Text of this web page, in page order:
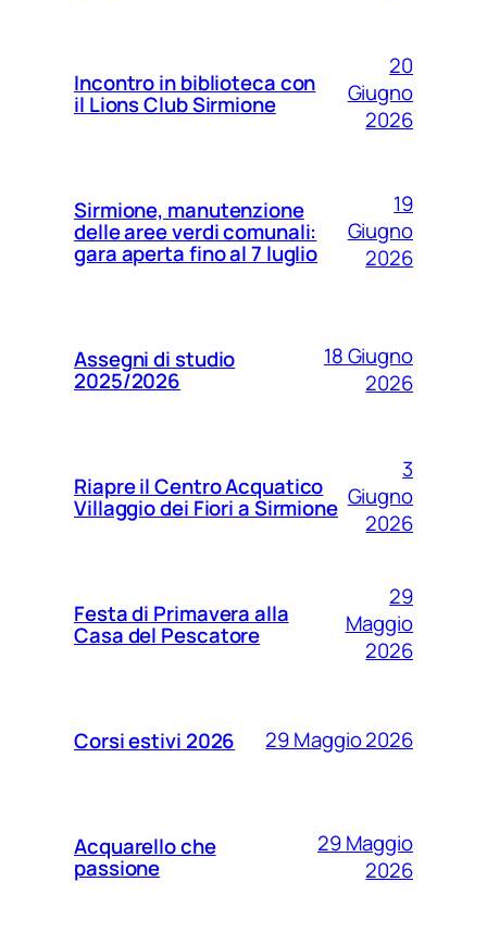
Incontro in biblioteca con
il Lions Club Sirmione
20
Giugno
2026
Sirmione, manutenzione
delle aree verdi comunali:
gara aperta fino al 7 luglio
19
Giugno
2026
Assegni di studio
2025/2026
18 Giugno
2026
Riapre il Centro Acquatico
Villaggio dei Fiori a Sirmione
3
Giugno
2026
Festa di Primavera alla
Casa del Pescatore
29
Maggio
2026
Corsi estivi 2026 29 Maggio 2026
Acquarello che
passione
29 Maggio
2026